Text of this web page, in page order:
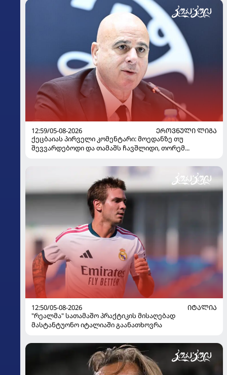
12:59/05-08-2026
ᲔᲠᲝᲕᲜᲣᲚᲘ ᲚᲘᲒᲐ
ქეცბაიას პირველი კომენტარი: მოედანზე თუ
შევვარდებოდი და თამაშს ჩავშლიდი, თორემ...
12:50/05-08-2026
ᲘᲢᲐᲚᲘᲐ
"რეალმა" სათამაშო პრაქტიკის მისაღებად
მასტანტუონო იტალიაში გაანათხოვრა